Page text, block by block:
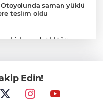
Otoyolunda saman yüklü
teslim oldu
zehirlenerek öldüğü
hafta sonu akını:
kuyruğu
Edin!